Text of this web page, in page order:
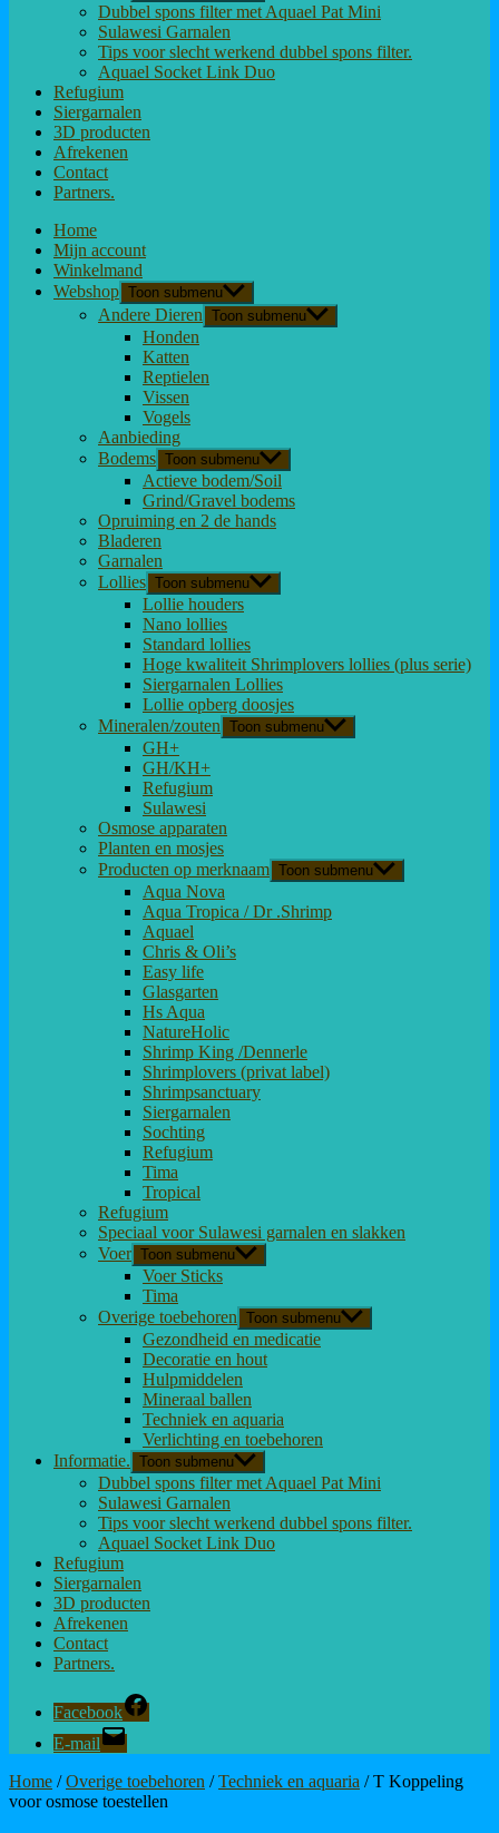
Dubbel spons filter met Aquael Pat Mini
Sulawesi Garnalen
Tips voor slecht werkend dubbel spons filter.
Aquael Socket Link Duo
Refugium
Siergarnalen
3D producten
Afrekenen
Contact
Partners.
Home
Mijn account
Winkelmand
Webshop Toon submenu
Andere Dieren Toon submenu
Honden
Katten
Reptielen
Vissen
Vogels
Aanbieding
Bodems Toon submenu
Actieve bodem/Soil
Grind/Gravel bodems
Opruiming en 2 de hands
Bladeren
Garnalen
Lollies Toon submenu
Lollie houders
Nano lollies
Standard lollies
Hoge kwaliteit Shrimplovers lollies (plus serie)
Siergarnalen Lollies
Lollie opberg doosjes
Mineralen/zouten Toon submenu
GH+
GH/KH+
Refugium
Sulawesi
Osmose apparaten
Planten en mosjes
Producten op merknaam Toon submenu
Aqua Nova
Aqua Tropica / Dr .Shrimp
Aquael
Chris & Oli’s
Easy life
Glasgarten
Hs Aqua
NatureHolic
Shrimp King /Dennerle
Shrimplovers (privat label)
Shrimpsanctuary
Siergarnalen
Sochting
Refugium
Tima
Tropical
Refugium
Speciaal voor Sulawesi garnalen en slakken
Voer Toon submenu
Voer Sticks
Tima
Overige toebehoren Toon submenu
Gezondheid en medicatie
Decoratie en hout
Hulpmiddelen
Mineraal ballen
Techniek en aquaria
Verlichting en toebehoren
Informatie. Toon submenu
Dubbel spons filter met Aquael Pat Mini
Sulawesi Garnalen
Tips voor slecht werkend dubbel spons filter.
Aquael Socket Link Duo
Refugium
Siergarnalen
3D producten
Afrekenen
Contact
Partners.
Facebook
E-mail
Home /Overige toebehoren /Techniek en aquaria / T Koppeling
voor osmose toestellen